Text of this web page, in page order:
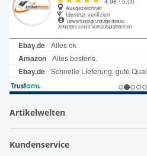
Artikelwelten
Kundenservice